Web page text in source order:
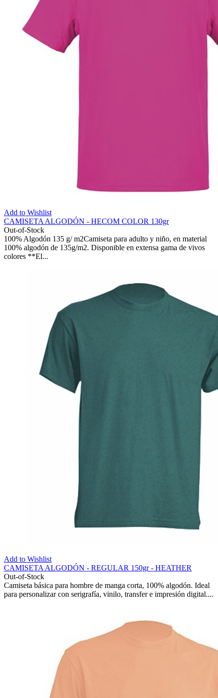
Add to Wishlist
CAMISETA ALGODÓN - HECOM COLOR 130gr
Out-of-Stock
100% Algodón 135 g/ m2Camiseta para adulto y niño, en material
100% algodón de 135g/m2. Disponible en extensa gama de vivos
colores **El...
Add to Wishlist
CAMISETA ALGODÓN - REGULAR 150gr - HEATHER
Out-of-Stock
Camiseta básica para hombre de manga corta, 100% algodón. Ideal
para personalizar con serigrafía, vinilo, transfer e impresión digital....